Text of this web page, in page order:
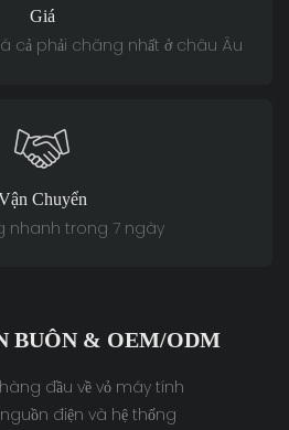
Giá
cả phải chăng nhất ở châu Âu
Chuyển
nhanh trong 7 ngày
BUÔN & OEM/ODM
đầu về vỏ máy tính
điện và hệ thống